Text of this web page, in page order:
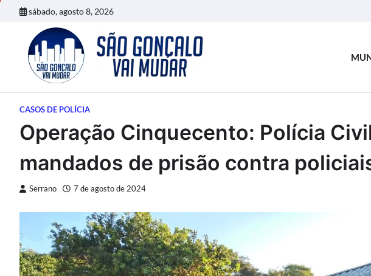
sábado, agosto 8, 2026
CASOS DE POLÍCIA
Operação Cinquecento: Polícia
mandados de prisão contra
Serrano 7 de agosto de 2024